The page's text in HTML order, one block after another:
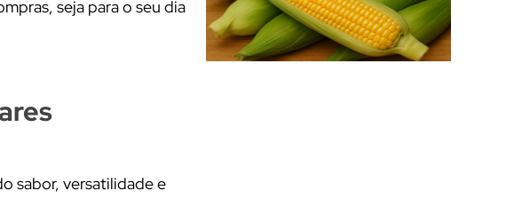
seja para o seu dia
sabor, versatilidade e